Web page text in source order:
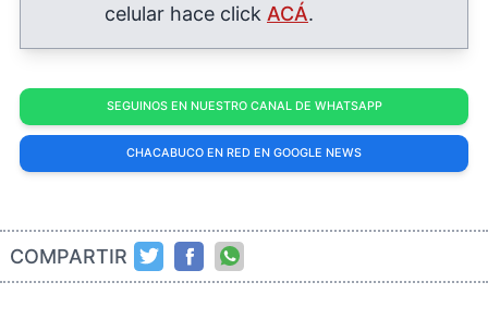
celular hace click ACÁ.
SEGUINOS EN NUESTRO CANAL DE WHATSAPP
CHACABUCO EN RED EN GOOGLE NEWS
COMPARTIR